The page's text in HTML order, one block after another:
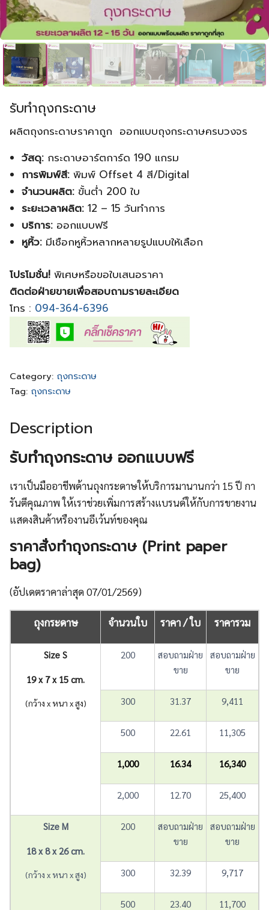
รับทำถุงกระดาษ
ผลิตถุงกระดาษราคาถูก ออกแบบถุงกระดาษครบวงจร
วัสดุ: กระดาษอาร์ตการ์ด 190 แกรม
การพิมพ์สี: พิมพ์ Offset 4 สี/Digital
จำนวนผลิต: ขั้นต่ำ 200 ใบ
ระยะเวลาผลิต: 12 – 15 วันทำการ
บริการ: ออกแบบฟรี
หูหิ้ว: มีเชือกหูหิ้วหลากหลายรูปแบบให้เลือก
โปรโมชั่น! พิเศษหรือขอใบเสนอราคา
ติดต่อฝ่ายขายเพื่อสอบถามรายละเอียด
โทร : 094-364-6396
Category: ถุงกระดาษ
Tag: ถุงกระดาษ
Description
รับทำถุงกระดาษ ออกแบบฟรี
เราเป็นมืออาชีพด้านถุงกระดาษให้บริการมานานกว่า 15 ปี กา
รันตีคุณภาพ ให้เราช่วยเพิ่มการสร้างแบรนด์ให้กับการขายงาน
แสดงสินค้าหรืองานอีเว้นท์ของคุณ
ราคาสั่งทำถุงกระดาษ (Print paper
bag)
(อัปเดตราคาล่าสุด 07/01/2569)
ถุงกระดาษ จำนวนใบ ราคา / ใบ ราคารวม
Size S
19 x 7 x 15 cm.
(กว้าง x หนา x สูง)
200
สอบถามฝ่าย
ขาย
สอบถามฝ่าย
ขาย
300 31.37 9,411
500 22.61 11,305
1,000 16.34 16,340
2,000 12.70 25,400
Size M
18 x 8 x 26 cm.
(กว้าง x หนา x สูง)
200
สอบถามฝ่าย
ขาย
สอบถามฝ่าย
ขาย
300 32.39 9,717
500 23.40 11,700